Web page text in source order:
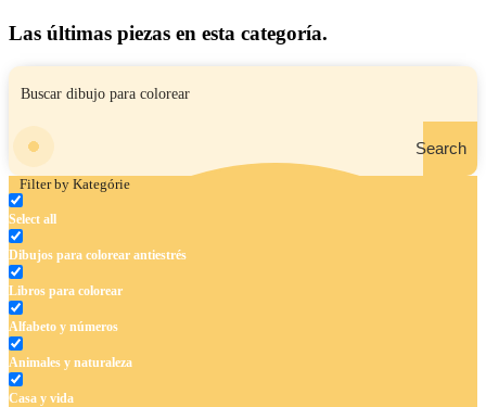
Las últimas piezas en esta categoría.
Search
Filter by Kategórie
Select all
Dibujos para colorear antiestrés
Libros para colorear
Alfabeto y números
Animales y naturaleza
Casa y vida